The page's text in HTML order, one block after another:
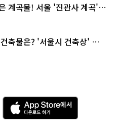
계곡물! 서울 '진관사 계곡'이
축물은? '서울시 건축상' 수
A
p
p